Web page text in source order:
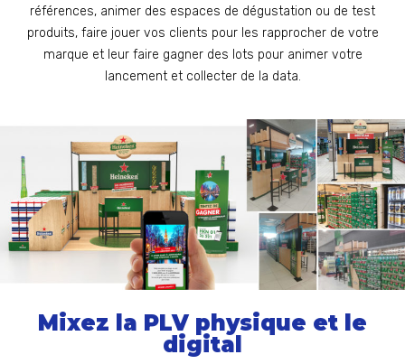
références, animer des espaces de dégustation ou de test
produits, faire jouer vos clients pour les rapprocher de votre
marque et leur faire gagner des lots pour animer votre
lancement et collecter de la data.
Mixez la PLV physique et le
digital